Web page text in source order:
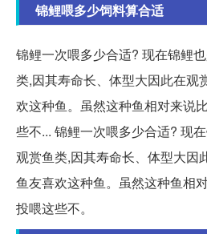
锦鲤喂多少饲料算合适
锦鲤一次喂多少合适? 现在锦鲤
类,因其寿命长、体型大因此在观
欢这种鱼。虽然这种鱼相对来说
些不... 锦鲤一次喂多少合适? 现
观赏鱼类,因其寿命长、体型大因
鱼友喜欢这种鱼。虽然这种鱼相
投喂这些不。